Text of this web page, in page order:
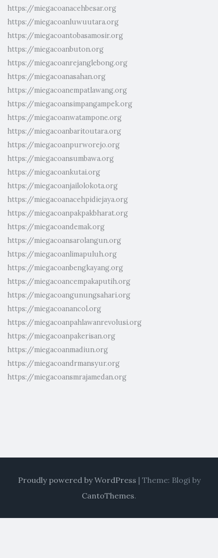
https://miegacoanacehbesar.org
https://miegacoanluwuutara.org
https://miegacoantobasamosir.org
https://miegacoanbuton.org
https://miegacoanrejanglebong.org
https://miegacoanasahan.org
https://miegacoanempatlawang.org
https://miegacoansimpangampek.org
https://miegacoanwatampone.org
https://miegacoanbaritoutara.org
https://miegacoanpurworejo.org
https://miegacoansumbawa.org
https://miegacoankutai.org
https://miegacoanjailolokota.org
https://miegacoanacehpidiejaya.org
https://miegacoanpakpakbharat.org
https://miegacoandemak.org
https://miegacoansarolangun.org
https://miegacoanlimapuluh.org
https://miegacoanbengkayang.org
https://miegacoancempakaputih.org
https://miegacoangunungsahari.org
https://miegacoanancol.org
https://miegacoanpahlawanrevolusi.org
https://miegacoanpakerisan.org
https://miegacoanmadiun.org
https://miegacoandrmansyur.org
https://miegacoansmrajamedan.org
Proudly powered by WordPress | Theme: Blogi by
CantoThemes.